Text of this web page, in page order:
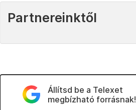
Partnereinktől
Állítsd be a Telexet
megbízható forrásnak!